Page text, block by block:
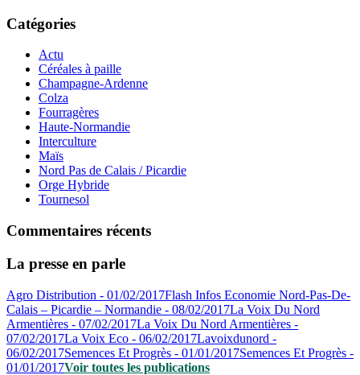
Catégories
Actu
Céréales à paille
Champagne-Ardenne
Colza
Fourragères
Haute-Normandie
Interculture
Maïs
Nord Pas de Calais / Picardie
Orge Hybride
Tournesol
Commentaires récents
La presse en parle
Agro Distribution - 01/02/2017Flash Infos Economie Nord-Pas-De-
Calais – Picardie – Normandie - 08/02/2017La Voix Du Nord
Armentières - 07/02/2017La Voix Du Nord Armentières -
07/02/2017La Voix Eco - 06/02/2017Lavoixdunord -
06/02/2017Semences Et Progrès - 01/01/2017Semences Et Progrès -
01/01/2017Voir toutes les publications